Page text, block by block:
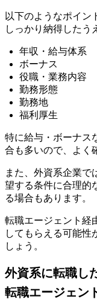
以下のようなポイン
しっかり納得したう
年収・給与体系
ボーナス
役職・業務内容
勤務形態
勤務地
福利厚生
特に給与・ボーナス
合も多いので、よく
また、外資系企業で
望する条件に合理的
る場合もあります。
転職エージェント経
してもらえる可能性
しょう。
外資系に転職し
転職エージェン